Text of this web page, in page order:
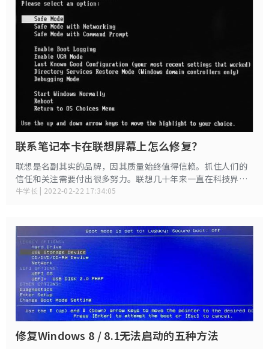
联系笔记本卡在联想屏幕上怎么修复？
联想是名副其实的品牌，因其质量始终值得信赖。抓住人们的
信任和关注需要付出很多努力。联想几十年来一直在科技界看
到过，并一直努力发挥最大作用。因此，这就是为什么很多人
具。今天，我们将讨论最好的解决方案，以解决您的“联想笔
记本卡在联想屏幕上”的问题。
牛学长 | 2022-02-22 17:34:05
修复Windows 8 / 8.1无法启动的五种方法